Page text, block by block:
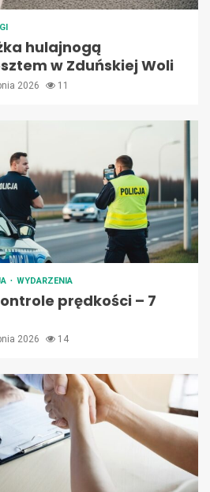
hulajnogą
w Zduńskiej Woli
2026 11
WYDARZENIA
prędkości – 7
2026 14